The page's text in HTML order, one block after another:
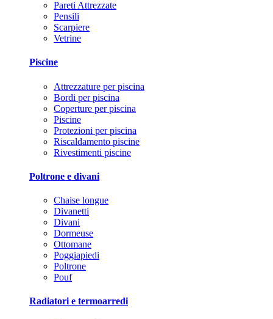
Pareti Attrezzate
Pensili
Scarpiere
Vetrine
Piscine
Attrezzature per piscina
Bordi per piscina
Coperture per piscina
Piscine
Protezioni per piscina
Riscaldamento piscine
Rivestimenti piscine
Poltrone e divani
Chaise longue
Divanetti
Divani
Dormeuse
Ottomane
Poggiapiedi
Poltrone
Pouf
Radiatori e termoarredi